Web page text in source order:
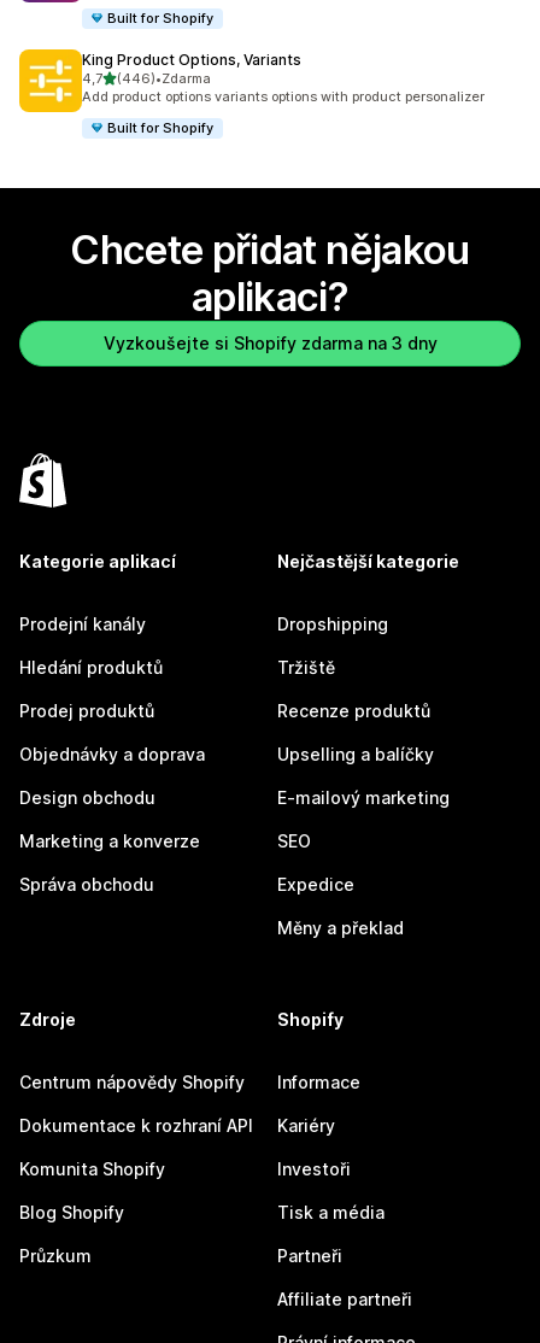
Built for Shopify
King Product Options, Variants
4,7z 5 hvězd
(446)
Celkový počet recenzí: 446
•Zdarma
Add product options variants options with product personalizer
Built for Shopify
Chcete přidat nějakou
aplikaci?
Vyzkoušejte si Shopify zdarma na 3 dny
Kategorie aplikací
Prodejní kanály
Hledání produktů
Prodej produktů
Objednávky a doprava
Design obchodu
Marketing a konverze
Správa obchodu
Nejčastější kategorie
Dropshipping
Tržiště
Recenze produktů
Upselling a balíčky
E-mailový marketing
SEO
Expedice
Měny a překlad
Zdroje
Centrum nápovědy Shopify
Dokumentace k rozhraní API
Komunita Shopify
Blog Shopify
Průzkum
Shopify
Informace
Kariéry
Investoři
Tisk a média
Partneři
Affiliate partneři